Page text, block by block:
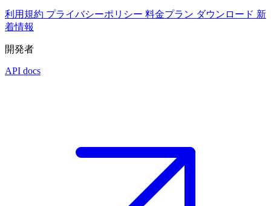
利用規約 プライバシーポリシー 料金プラン ダウンロード 新
着情報
開発者
API docs